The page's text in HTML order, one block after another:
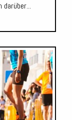
darüber...
Audio-
Player